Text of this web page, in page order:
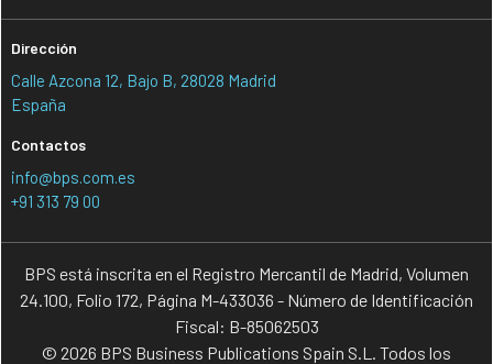
Dirección
Calle Azcona 12, Bajo B, 28028 Madrid
España
Contactos
info@bps.com.es
+91 313 79 00
BPS está inscrita en el Registro Mercantil de Madrid, Volumen
24.100, Folio 172, Página M-433036 - Número de Identificación
Fiscal: B-85062503
© 2026 BPS Business Publications Spain S.L. Todos los